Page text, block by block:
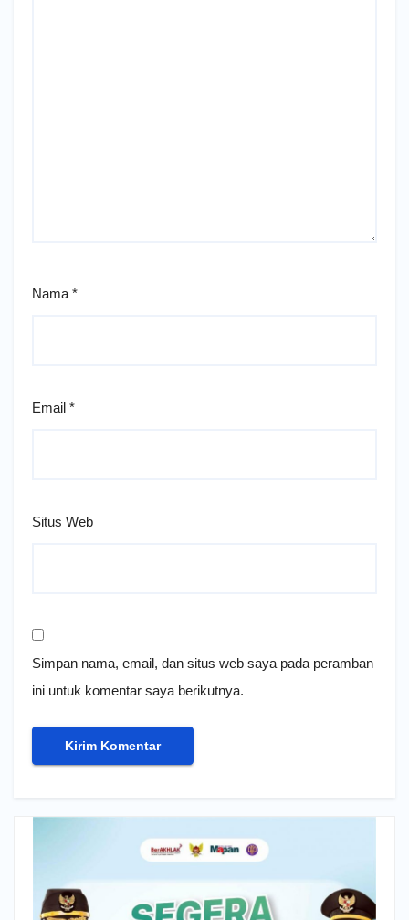
Nama *
Email *
Situs Web
Simpan nama, email, dan situs web saya pada peramban
ini untuk komentar saya berikutnya.